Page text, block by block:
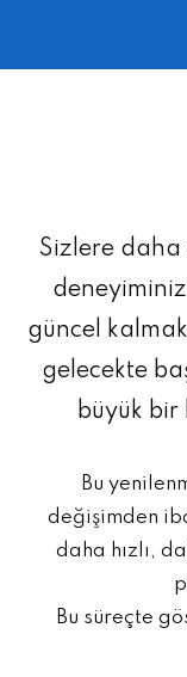
Sizlere
güncel
gelecekte
büyük bir
Bu
değişimden
daha hızlı,
Bu süreçte